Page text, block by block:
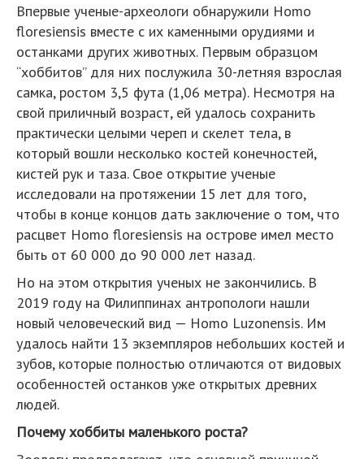
Впервые ученые-археологи обнаружили Homo
floresiensis вместе с их каменными орудиями и
останками других животных. Первым образцом
“хоббитов” для них послужила 30-летняя взрослая
самка, ростом 3,5 фута (1,06 метра). Несмотря на
свой приличный возраст, ей удалось сохранить
практически целыми череп и скелет тела, в
который вошли несколько костей конечностей,
кистей рук и таза. Свое открытие ученые
исследовали на протяжении 15 лет для того,
чтобы в конце концов дать заключение о том, что
расцвет Homo floresiensis на острове имел место
быть от 60 000 до 90 000 лет назад.
Но на этом открытия ученых не закончились. В
2019 году на Филиппинах антропологи нашли
новый человеческий вид — Homo Luzonensis. Им
удалось найти 13 экземпляров небольших костей и
зубов, которые полностью отличаются от видовых
особенностей останков уже открытых древних
людей.
Почему хоббиты маленького роста?